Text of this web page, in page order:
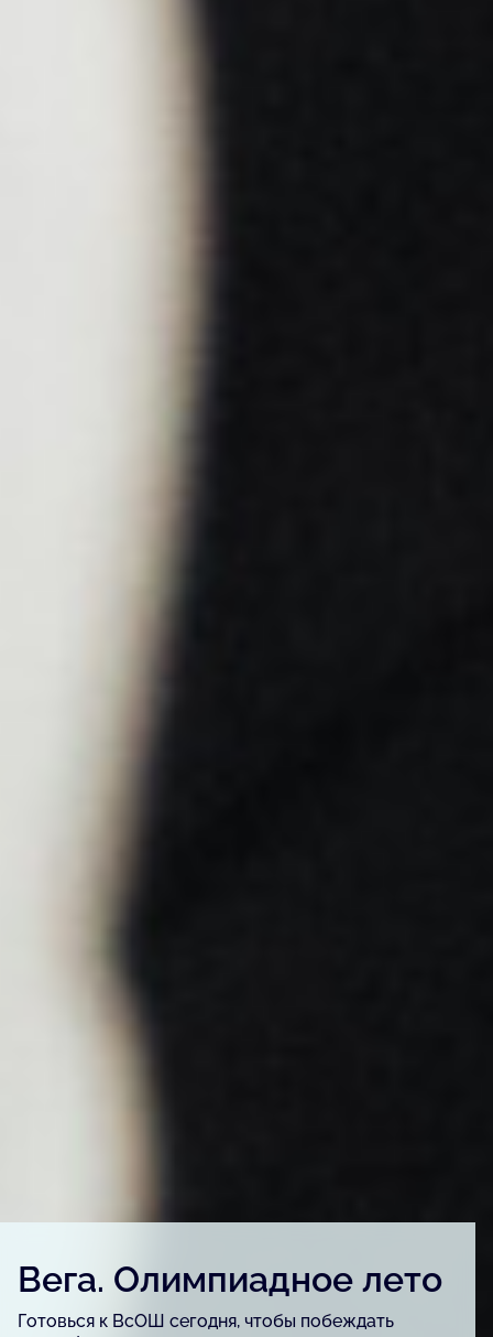
Детский конкурс «Вега.
Артфест»
Для детей и подростков, одарённых в сфере
изобразительного искусства, урбанистики и